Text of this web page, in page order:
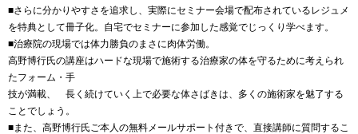
■さらに分かりやすさを追求し、実際にセミナー会場で配布されているレジュメ
を特典として冊子化。自宅でセミナーに参加した感覚でじっくり学べます。
■治療院の現場では体力勝負のまさに肉体労働。
高野博行氏の講座はハードな現場で施術する治療家の体を守るために考えられ
たフォーム・手
技が満載、 長く続けていく上で必要な体さばきは、多くの施術家を魅了する
ことでしょう。
■また、高野博行氏ご本人の無料メールサポート付きで、直接講師に質問するこ